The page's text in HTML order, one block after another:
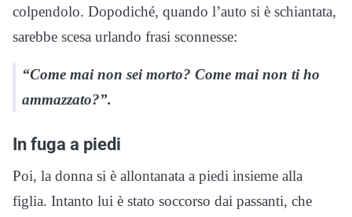
colpendolo. Dopodiché, quando l’auto si è schiantata,
sarebbe scesa urlando frasi sconnesse:
“Come mai non sei morto? Come mai non ti ho
ammazzato?”.
In fuga a piedi
Poi, la donna si è allontanata a piedi insieme alla
figlia. Intanto lui è stato soccorso dai passanti, che